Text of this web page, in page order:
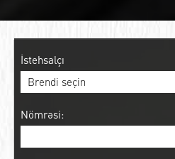
İstehsalçı
Nömrəsi: